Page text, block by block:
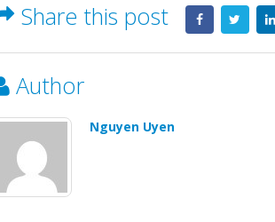
Share this post
Author
Nguyen Uyen